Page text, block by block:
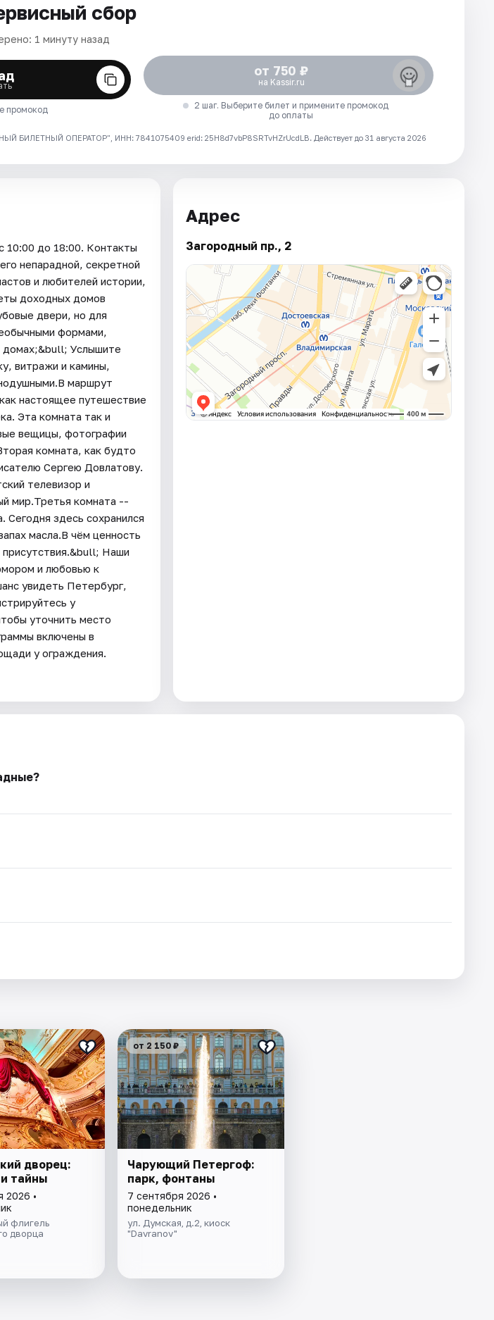
сбор
1 минуту назад
промокод
от 750 ₽
на Kassir.ru
2 шаг. Выберите билет и примените промокод
до оплаты
БИЛЕТНЫЙ ОПЕРАТОР", ИНН: 7841075409 erid: 25H8d7vbP8SRTvHZrUcdLB. Действует до 31 августа 2026
до 18:00. Контакты
непарадной, секретной
и любителей истории,
доходных домов
двери, но для
формами,
домах;&bull; Услышите
витражи и камины,
маршрут
настоящее путешествие
Эта комната так и
вещицы, фотографии
комната, как будто
Сергею Довлатову.
телевизор и
мир.Третья комната --
здесь сохранился
масла.В чём ценность
Наши
и любовью к
увидеть Петербург,
у
уточнить место
включены в
у ограждения.
Адрес
Загородный пр., 2
дворец:
тайны
2026 •
флигель
дворца
от 2 150 ₽
Чарующий Петергоф:
парк, фонтаны
7 сентября 2026 •
понедельник
ул. Думская, д.2, киоск
"Davranov"